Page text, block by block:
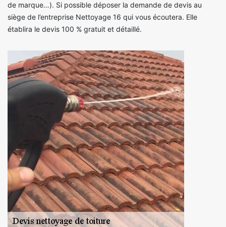
de marque…). Si possible déposer la demande de devis au
siège de l’entreprise Nettoyage 16 qui vous écoutera. Elle
établira le devis 100 % gratuit et détaillé.